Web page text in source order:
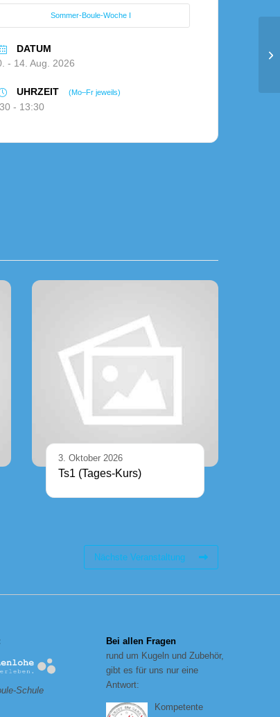
Sommer-Boule-Woche I
DATUM
- 14. Aug. 2026
UHRZEIT (Mo–Fr jeweils)
- 13:30
3. Oktober 2026
Ts1 (Tages-Kurs)
Nächste Veranstaltung
Schule
Bei allen Fragen
rund um Kugeln und Zubehör,
gibt es für uns nur eine
Antwort:
Kompetente